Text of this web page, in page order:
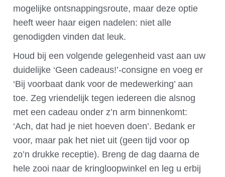
mogelijke ontsnappingsroute, maar deze optie
heeft weer haar eigen nadelen: niet alle
genodigden vinden dat leuk.
Houd bij een volgende gelegenheid vast aan uw
duidelijke ‘Geen cadeaus!’-consigne en voeg er
‘Bij voorbaat dank voor de medewerking’ aan
toe. Zeg vriendelijk tegen iedereen die alsnog
met een cadeau onder z’n arm binnenkomt:
‘Ach, dat had je niet hoeven doen’. Bedank er
voor, maar pak het niet uit (geen tijd voor op
zo’n drukke receptie). Breng de dag daarna de
hele zooi naar de kringloopwinkel en leg u erbij